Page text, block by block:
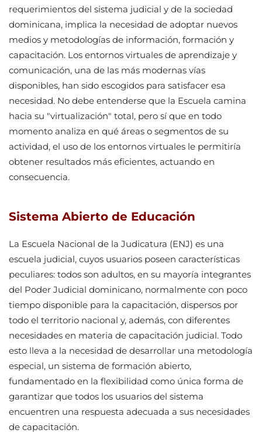
requerimientos del sistema judicial y de la sociedad
dominicana, implica la necesidad de adoptar nuevos
medios y metodologías de información, formación y
capacitación. Los entornos virtuales de aprendizaje y
comunicación, una de las más modernas vías
disponibles, han sido escogidos para satisfacer esa
necesidad. No debe entenderse que la Escuela camina
hacia su "virtualización" total, pero sí que en todo
momento analiza en qué áreas o segmentos de su
actividad, el uso de los entornos virtuales le permitiría
obtener resultados más eficientes, actuando en
consecuencia.
Sistema Abierto de Educación
La Escuela Nacional de la Judicatura (ENJ) es una
escuela judicial, cuyos usuarios poseen características
peculiares: todos son adultos, en su mayoría integrantes
del Poder Judicial dominicano, normalmente con poco
tiempo disponible para la capacitación, dispersos por
todo el territorio nacional y, además, con diferentes
necesidades en materia de capacitación judicial. Todo
esto lleva a la necesidad de desarrollar una metodología
especial, un sistema de formación abierto,
fundamentado en la flexibilidad como única forma de
garantizar que todos los usuarios del sistema
encuentren una respuesta adecuada a sus necesidades
de capacitación.